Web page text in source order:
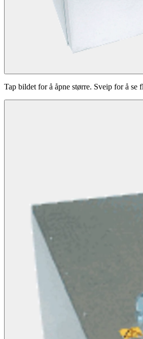
Tap bildet for å åpne større. Sveip for å se